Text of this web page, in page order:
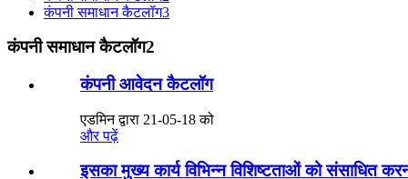
कंपनी समाधान कैटलॉग3
कंपनी समाधान कैटलॉग2
कंपनी आवेदन कैटलॉग
एडमिन द्वारा 21-05-18 को
और पढ़ें
इसका मुख्य कार्य विभिन्न विशिष्टताओं को संसाधित